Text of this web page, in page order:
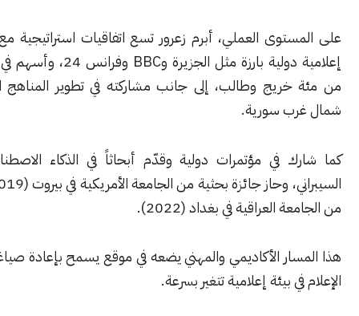
العملي، أبرم زعرور تسع اتفاقيات استراتيجية مع مؤسسات
إعلامية دولية بارزة مثل الجزيرة وBBC وفرانس 24، وأسهم في تأهيل أكثر
وطالب، إلى جانب مشاركته في تطوير المناهج الإعلامية في
سورية.
في مؤتمرات دولية وقدّم أبحاثاً في الذكاء الاصطناعي والأمن
السيبراني، وحاز جائزة بحثية من الجامعة الأمريكية في بيروت (2019) وتكريماً
العراقية في بغداد (2022).
الأكاديمي والمهني يضعه في موقع يسمح بإعادة صياغة دور وزارة
بيئة إعلامية تتغير بسرعة.